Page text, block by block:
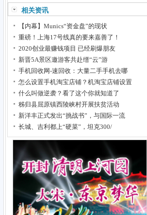
相关资讯
【内幕】Munics“资金盘”的现状
重磅！上海17号线真的要来嘉善了！
2020创业最赚钱项目 已经刷爆朋友
新晋5A景区邀游客共赴缙“云”游
手机回收网-速回收：大量二手手机去哪
怎么设置手机淘宝店铺？机淘宝店铺设置
什么叫做逆袭？看了这个你就知道了
秭归县屈原镇西陵峡村开展扶贫活动
新洋丰正式发出“挑战书”，与国际一流
长城、吉利都上“硬菜”，坦克300/